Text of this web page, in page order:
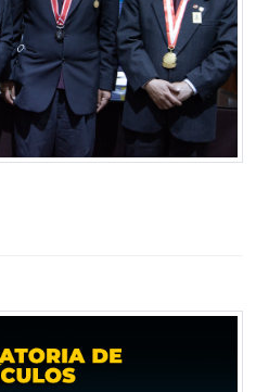
Patricia Herrera, Teresa
Sandi.
autoridades santiaguinas los
patriótica, cuyos miembros
de los combatientes del 2 de